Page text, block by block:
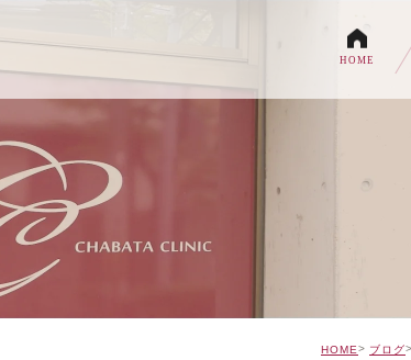
HOME
HOME ブログ